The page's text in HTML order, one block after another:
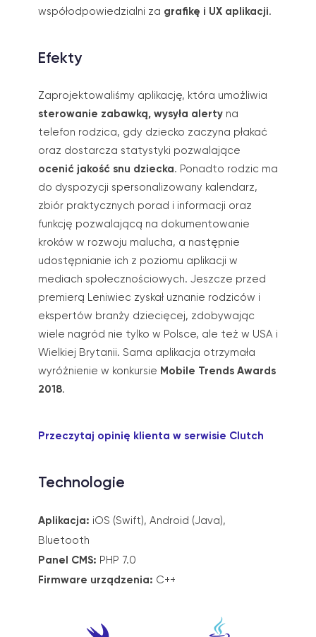
współodpowiedzialni za grafikę i UX aplikacji.
Efekty
Zaprojektowaliśmy aplikację, która umożliwia
sterowanie zabawką, wysyła alertyna
telefon rodzica, gdy dziecko zaczyna płakać
oraz dostarcza statystyki pozwalające
ocenić jakość snu dziecka. Ponadto rodzic ma
do dyspozycji spersonalizowany kalendarz,
zbiór praktycznych porad i informacji oraz
funkcję pozwalającą na dokumentowanie
kroków w rozwoju malucha, a następnie
udostępnianie ich z poziomu aplikacji w
mediach społecznościowych. Jeszcze przed
premierą Leniwiec zyskał uznanie rodziców i
ekspertów branży dziecięcej, zdobywając
wiele nagród nie tylko w Polsce, ale też w USA i
Wielkiej Brytanii. Sama aplikacja otrzymała
wyróżnienie w konkursie Mobile Trends Awards
2018.
Przeczytaj opinię klienta w serwisie Clutch
Technologie
Aplikacja: iOS (Swift), Android (Java),
Bluetooth
Panel CMS: PHP 7.0
Firmware urządzenia: C++